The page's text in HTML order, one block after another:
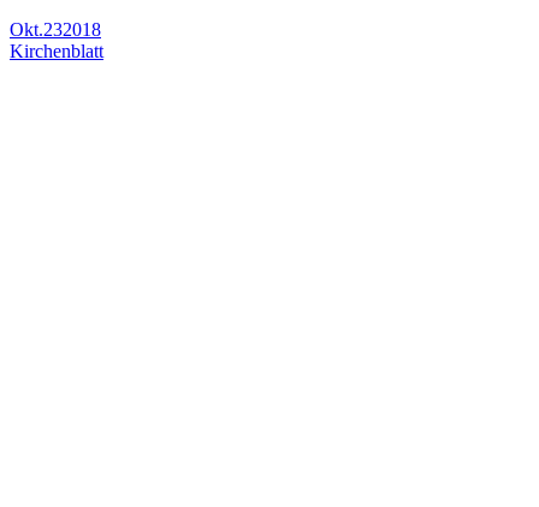
Okt.232018
Kirchenblatt